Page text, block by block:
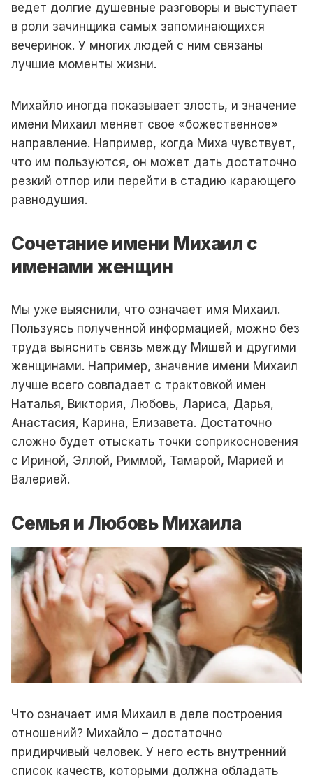
ведет долгие душевные разговоры и выступает
в роли зачинщика самых запоминающихся
вечеринок. У многих людей с ним связаны
лучшие моменты жизни.
Михайло иногда показывает злость, и значение
имени Михаил меняет свое «божественное»
направление. Например, когда Миха чувствует,
что им пользуются, он может дать достаточно
резкий отпор или перейти в стадию карающего
равнодушия.
Сочетание имени Михаил с
именами женщин
Мы уже выяснили, что означает имя Михаил.
Пользуясь полученной информацией, можно без
труда выяснить связь между Мишей и другими
женщинами. Например, значение имени Михаил
лучше всего совпадает с трактовкой имен
Наталья, Виктория, Любовь, Лариса, Дарья,
Анастасия, Карина, Елизавета. Достаточно
сложно будет отыскать точки соприкосновения
с Ириной, Эллой, Риммой, Тамарой, Марией и
Валерией.
Семья и Любовь Михаила
Что означает имя Михаил в деле построения
отношений? Михайло – достаточно
придирчивый человек. У него есть внутренний
список качеств, которыми должна обладать